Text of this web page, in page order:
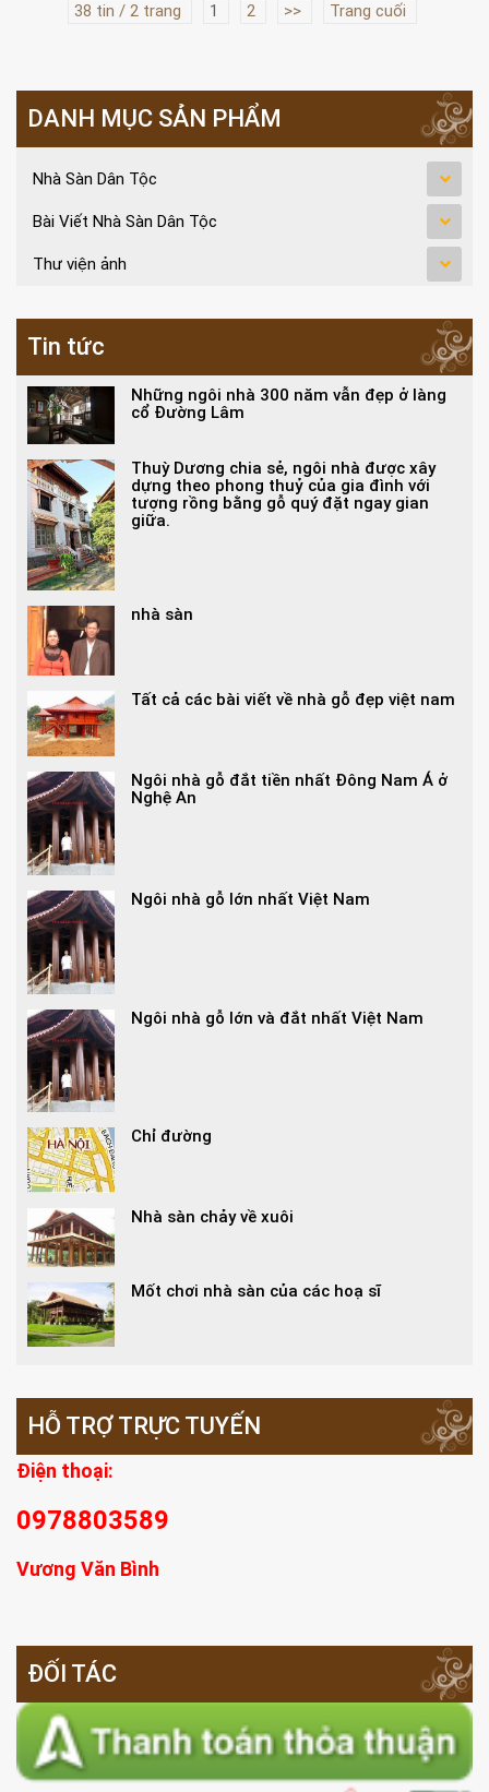
38 tin / 2 trang 1 2 >> Trang cuối
DANH MỤC SẢN PHẨM
Nhà Sàn Dân Tộc
Bài Viết Nhà Sàn Dân Tộc
Thư viện ảnh
Tin tức
Những ngôi nhà 300 năm vẫn đẹp ở làng
cổ Đường Lâm
Thuỳ Dương chia sẻ, ngôi nhà được xây
dựng theo phong thuỷ của gia đình với
tượng rồng bằng gỗ quý đặt ngay gian
giữa.
nhà sàn
Tất cả các bài viết về nhà gỗ đẹp việt nam
Ngôi nhà gỗ đắt tiền nhất Đông Nam Á ở
Nghệ An
Ngôi nhà gỗ lớn nhất Việt Nam
Ngôi nhà gỗ lớn và đắt nhất Việt Nam
Chỉ đường
Nhà sàn chảy về xuôi
Mốt chơi nhà sàn của các hoạ sĩ
HỖ TRỢ TRỰC TUYẾN
Điện thoại:
0978803589
Vương Văn Bình
ĐỐI TÁC